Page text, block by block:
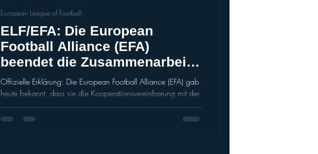
ELF/EFA: Die European
Football Alliance (EFA)
beendet die Zusammenarbeit
mit der ELF
Offizielle Erklärung: Die European Football Alliance (EFA) gab
heute bekannt, dass sie die Kooperationsvereinbarung mit der
European League of Football (ELF) beendet. Nach unserer
Ankündigung vom 26. November hat die EFA eine Bewertung
European League of Football